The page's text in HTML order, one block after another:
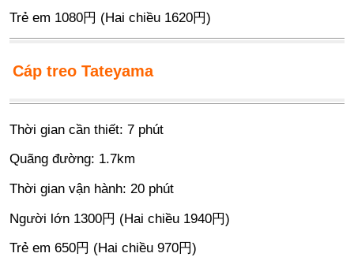
Trẻ em 1080円 (Hai chiều 1620円)
Cáp treo Tateyama
Thời gian cần thiết: 7 phút
Quãng đường: 1.7km
Thời gian vận hành: 20 phút
Người lớn 1300円 (Hai chiều 1940円)
Trẻ em 650円 (Hai chiều 970円)